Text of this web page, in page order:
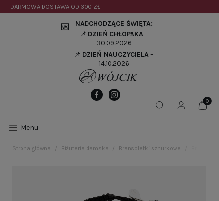
DARMOWA DOSTAWA OD 300 ZŁ
📅
NADCHODZĄCE ŚWIĘTA:
📌 DZIEŃ CHŁOPAKA–
30.09.2026
📌 DZIEŃ NAUCZYCIELA–
14.10.2026
Menu
Strona główna Biżuteria damska Bransoletki sznurkowe